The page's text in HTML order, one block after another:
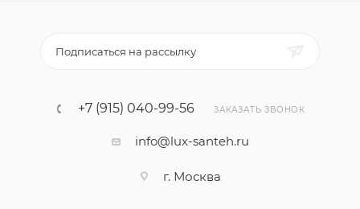
Подписаться на рассылку
+7 (915) 040-99-56 ЗАКАЗАТЬ ЗВОНОК
info@lux-santeh.ru
г. Москва